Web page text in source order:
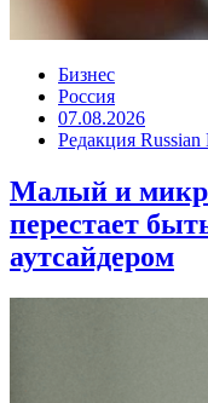
Бизнес
Россия
07.08.2026
Редакция Russian
Малый и
перестает
аутсайдером